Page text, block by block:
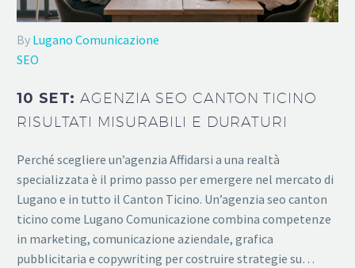
By Lugano Comunicazione
SEO
10 SET:AGENZIA SEO CANTON TICINO
RISULTATI MISURABILI E DURATURI
Perché scegliere un’agenzia Affidarsi a una realtà
specializzata è il primo passo per emergere nel mercato di
Lugano e in tutto il Canton Ticino. Un’agenzia seo canton
ticino come Lugano Comunicazione combina competenze
in marketing, comunicazione aziendale, grafica
pubblicitaria e copywriting per costruire strategie su…